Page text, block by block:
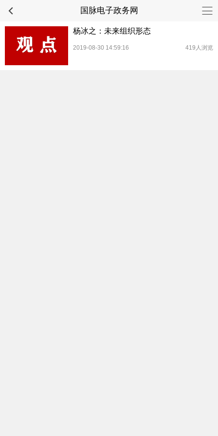
国脉电子政务网
杨冰之：未来组织形态
2019-08-30 14:59:16 419人浏览